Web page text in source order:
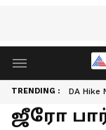
TRENDING : DA Hike
ஜீரோ